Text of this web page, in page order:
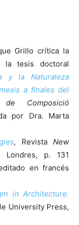
Grillo crítica la
la tesis doctoral
y la Naturaleza
a finales del
de Composició
por Dra. Marta
, RevistaNew
Londres, p. 131
en francés
in Architecture.
University Press,